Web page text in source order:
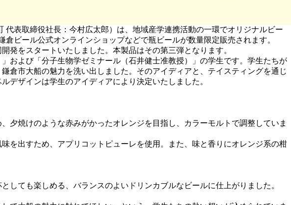
表取締役社長：今村広太郎）は、地域産学連携活動の一環でオリジナルビー
ビール公式オンラインショップなどで瓶ビールが数量限定販売されます。
発をスタートいたしました。本製品はその第三弾となります。
および「分子生物学ゼミナール（石井健士准教授）」の学生です。学生たちが
倉市大船の魅力を洗い出しました。そのアイディアと、テイスティングを通じ
デザインは学生のアイディアにより決定いたしました。
夕焼けのような赤みがかったオレンジを目指し、カラーモルトで調整していま
を出すため、アプリコットピューレを使用。また、味と香りにオレンジ系の柑
ても楽しめる、バランスのよいドリンカブルなビールに仕上がりました。